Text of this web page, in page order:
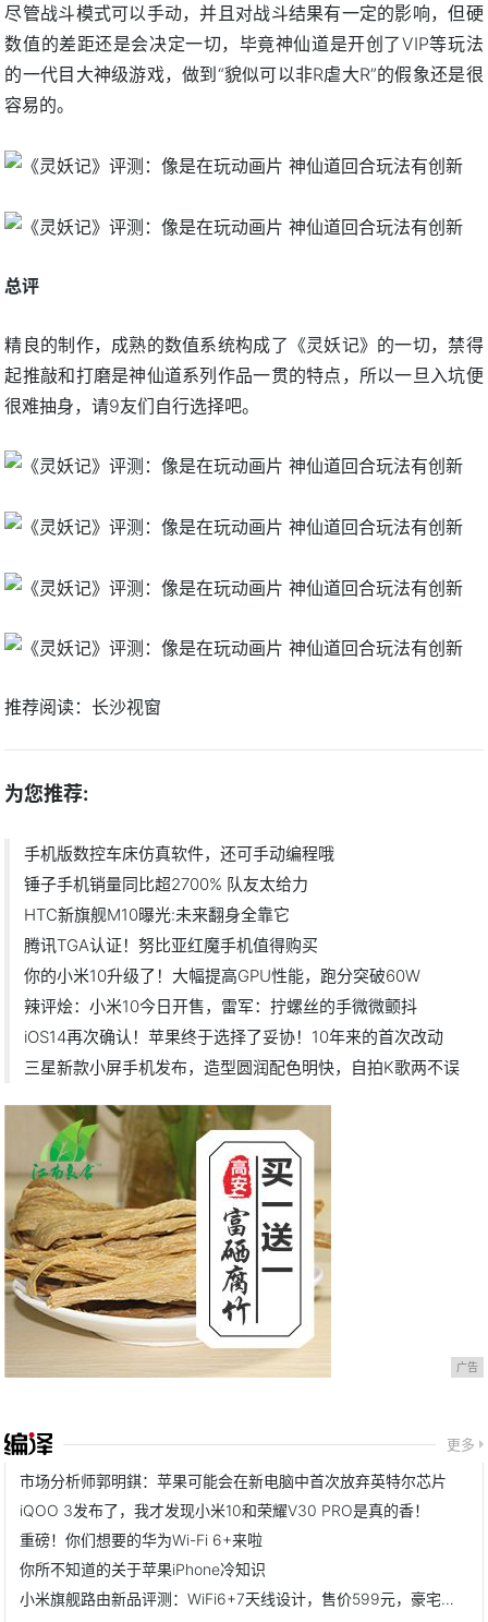
尽管战斗模式可以手动，并且对战斗结果有一定的影响，但硬
数值的差距还是会决定一切，毕竟神仙道是开创了VIP等玩法
的一代目大神级游戏，做到“貌似可以非R虐大R”的假象还是很
容易的。
总评
精良的制作，成熟的数值系统构成了《灵妖记》的一切，禁得
起推敲和打磨是神仙道系列作品一贯的特点，所以一旦入坑便
很难抽身，请9友们自行选择吧。
推荐阅读： 长沙视窗
为您推荐:
手机版数控车床仿真软件，还可手动编程哦
锤子手机销量同比超2700% 队友太给力
HTC新旗舰M10曝光:未来翻身全靠它
腾讯TGA认证！努比亚红魔手机值得购买
你的小米10升级了！大幅提高GPU性能，跑分突破60W
辣评烩：小米10今日开售，雷军：拧螺丝的手微微颤抖
iOS14再次确认！苹果终于选择了妥协！10年来的首次改动
三星新款小屏手机发布，造型圆润配色明快，自拍K歌两不误
广告
更多
市场分析师郭明錤：苹果可能会在新电脑中首次放弃英特尔芯片
iQOO 3发布了，我才发现小米10和荣耀V30 PRO是真的香！
重磅！你们想要的华为Wi-Fi 6+来啦
你所不知道的关于苹果iPhone冷知识
小米旗舰路由新品评测：WiFi6+7天线设计，售价599元，豪宅无惧